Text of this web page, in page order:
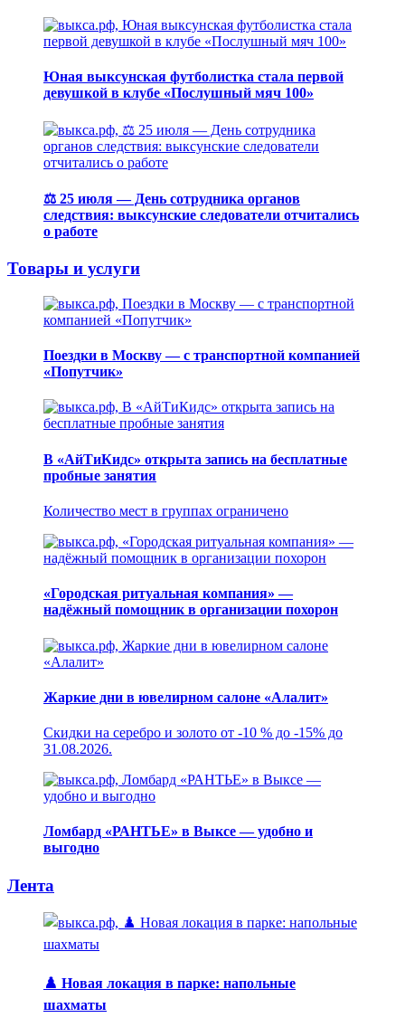
Юная выксунская футболистка стала первой
девушкой в клубе «Послушный мяч 100»
⚖️ 25 июля — День сотрудника органов
следствия: выксунские следователи отчитались
о работе
Товары и услуги
Поездки в Москву — с транспортной компанией
«Попутчик»
В «АйТиКидс» открыта запись на бесплатные
пробные занятия
Количество мест в группах ограничено
«Городская ритуальная компания» —
надёжный помощник в организации похорон
Жаркие дни в ювелирном салоне «Алалит»
Скидки на серебро и золото от -10 % до -15% до
31.08.2026.
Ломбард «РАНТЬЕ» в Выксе — удобно и
выгодно
Лента
♟️ Новая локация в парке: напольные
шахматы